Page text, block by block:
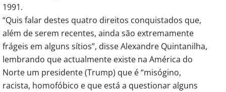
1991.
“Quis falar destes quatro direitos conquistados que,
além de serem recentes, ainda são extremamente
frágeis em alguns sítios”, disse Alexandre Quintanilha,
lembrando que actualmente existe na América do
Norte um presidente (Trump) que é “misógino,
racista, homofóbico e que está a questionar alguns